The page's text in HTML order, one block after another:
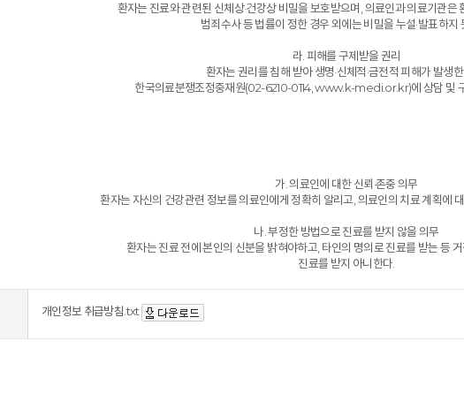
환자는 진료와 관련된 신체상·건강상 비밀을 보호받으며, 의료인과 의료기관은
범죄수사 등 법률이 정한 경우 외에는 비밀을 누설·발표하지
라. 피해를 구제받을 권리
환자는 권리를 침해 받아 생명·신체적·금전적 피해가 발생한
한국의료분쟁조정중재원(02-6210-0114, www.k-medi.or.kr)에 상담 및
가. 의료인에 대한 신뢰·존중 의무
환자는 자신의 건강관련 정보를 의료인에게 정확히 알리고, 의료인의 치료 계획에
나. 부정한 방법으로 진료를 받지 않을 의무
환자는 진료 전에 본인의 신분을 밝혀야하고, 타인의 명의로 진료를 받는 등
진료를 받지 아니한다.
개인정보 취급방침.txt